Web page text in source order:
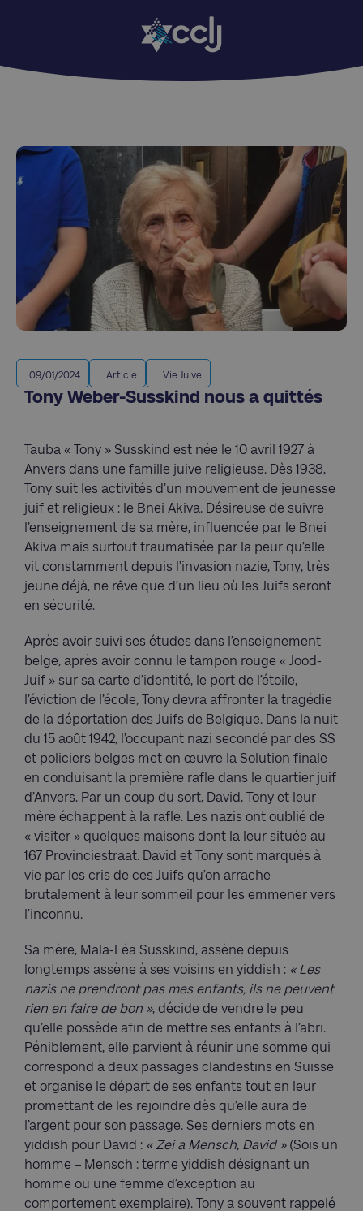
09/01/2024 Article Vie Juive
Tony Weber-Susskind nous a quittés
Tauba « Tony » Susskind est née le 10 avril 1927 à
Anvers dans une famille juive religieuse. Dès 1938,
Tony suit les activités d’un mouvement de jeunesse
juif et religieux : le Bnei Akiva. Désireuse de suivre
l’enseignement de sa mère, influencée par le Bnei
Akiva mais surtout traumatisée par la peur qu’elle
vit constamment depuis l’invasion nazie, Tony, très
jeune déjà, ne rêve que d’un lieu où les Juifs seront
en sécurité.
Après avoir suivi ses études dans l’enseignement
belge, après avoir connu le tampon rouge « Jood-
Juif » sur sa carte d’identité, le port de l’étoile,
l’éviction de l’école, Tony devra affronter la tragédie
de la déportation des Juifs de Belgique. Dans la nuit
du 15 août 1942, l’occupant nazi secondé par des SS
et policiers belges met en œuvre la Solution finale
en conduisant la première rafle dans le quartier juif
d’Anvers. Par un coup du sort, David, Tony et leur
mère échappent à la rafle. Les nazis ont oublié de
« visiter » quelques maisons dont la leur située au
167 Provinciestraat. David et Tony sont marqués à
vie par les cris de ces Juifs qu’on arrache
brutalement à leur sommeil pour les emmener vers
l’inconnu.
Sa mère, Mala-Léa Susskind, assène depuis
longtemps assène à ses voisins en yiddish : « Les
nazis ne prendront pas mes enfants, ils ne peuvent
rien en faire de bon », décide de vendre le peu
qu’elle possède afin de mettre ses enfants à l’abri.
Péniblement, elle parvient à réunir une somme qui
correspond à deux passages clandestins en Suisse
et organise le départ de ses enfants tout en leur
promettant de les rejoindre dès qu’elle aura de
l’argent pour son passage. Ses derniers mots en
yiddish pour David : « Zei a Mensch, David »(Sois un
homme – Mensch : terme yiddish désignant un
homme ou une femme d’exception au
comportement exemplaire). Tony a souvent rappelé